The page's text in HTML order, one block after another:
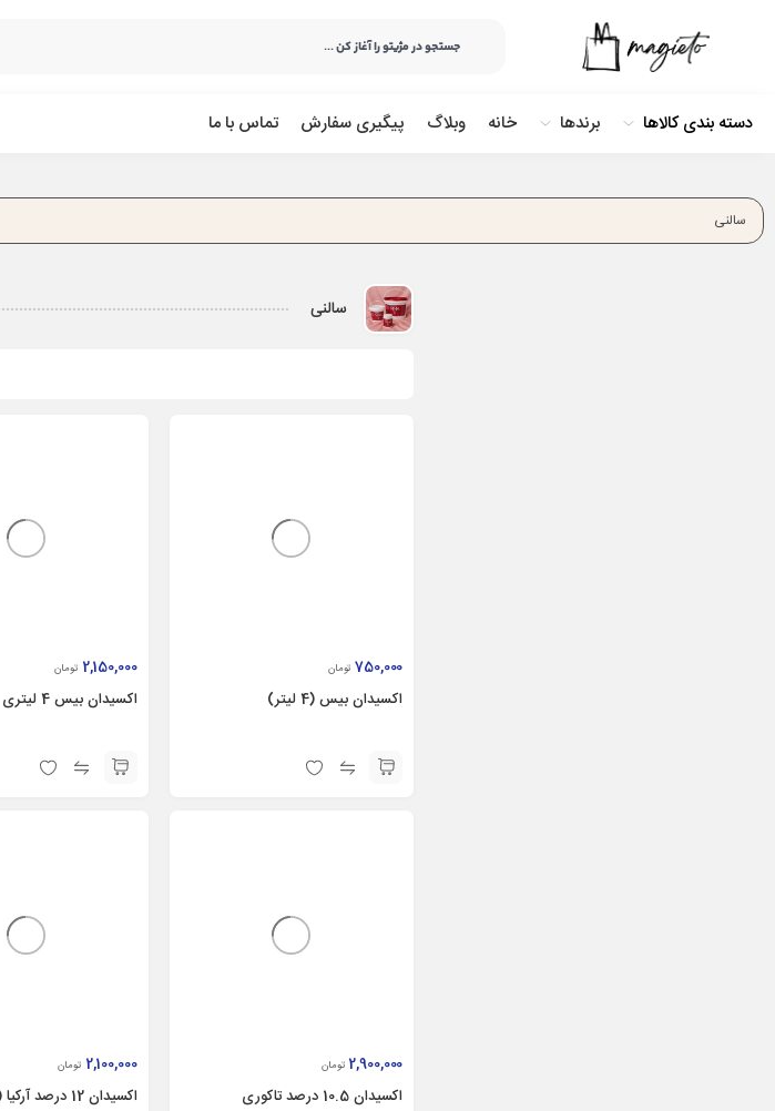
دسته بندی کالاها برندها خانه وبلاگ پیگیری سفارش تماس با ما
سالنی
سالنی
750,000 تومان
اكسيدان بیس (4 ليتر)
2,150,000 تومان
اكسيدان بیس 4 لیتری
2,900,000 تومان
اکسیدان 10.5 درصد تاکوری
2,100,000 تومان
اکسیدان 12 درصد آرکیا (4 لیتر)